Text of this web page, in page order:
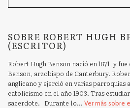
SOBRE ROBERT HUGH
(ESCRITOR)
Robert Hugh Benson nació en 1871, y
Benson, arzobispo de Canterbury.
anglicano y ejerció en varias parroquias
catolicismo en el año 1903. Tras
sacerdote. Durante lo... Ver más sobre